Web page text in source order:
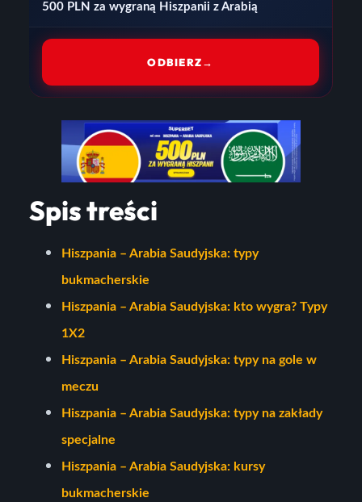
500 PLN za wygraną Hiszpanii z Arabią
ODBIERZ→
Spis treści
Hiszpania – Arabia Saudyjska: typy
bukmacherskie
Hiszpania – Arabia Saudyjska: kto wygra? Typy
1X2
Hiszpania – Arabia Saudyjska: typy na gole w
meczu
Hiszpania – Arabia Saudyjska: typy na zakłady
specjalne
Hiszpania – Arabia Saudyjska: kursy
bukmacherskie